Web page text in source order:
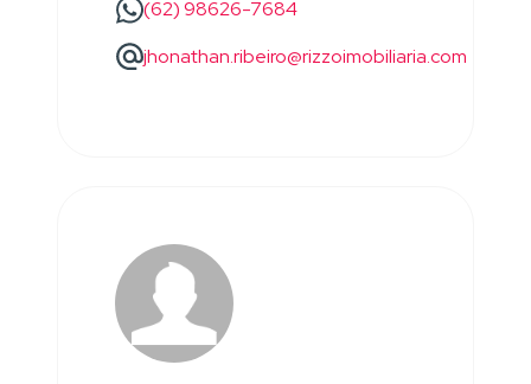
(62) 98626-7684
jhonathan.ribeiro@rizzoimobiliaria.com